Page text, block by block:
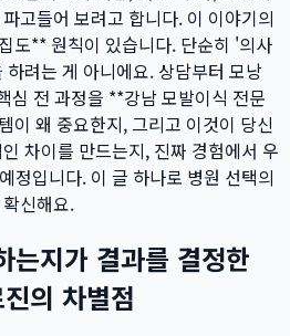
고들어 보려고 합니다. 이 이야기의
도** 원칙이 있습니다. 단순히 '의사
려는 게 아니에요. 상담부터 모낭
심 전 과정을 **강남 모발이식 전문
이 왜 중요한지, 그리고 이것이 당신
차이를 만드는지, 진짜 경험에서 우
정입니다. 이 글 하나로 병원 선택의
신해요.
지가 결과를 결정한
의 차별점